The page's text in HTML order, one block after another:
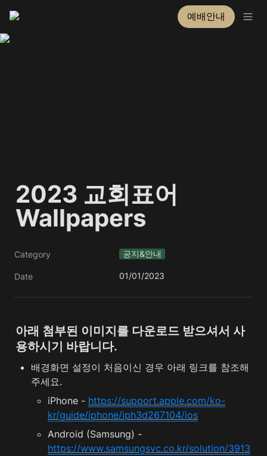
예배안내
2023 교회표어
Wallpapers
Category 공지&안내
Date 01/01/2023
아래 첨부된 이미지를 다운로드 받으셔서 사
배경화면 설정이 처음이신 경우 아래 링크를 참조해
주세요.
iPhone - https://support.apple.com/ko-
kr/guide/iphone/iph3d267104/ios
https://www.samsungsvc.co.kr/solution/3913